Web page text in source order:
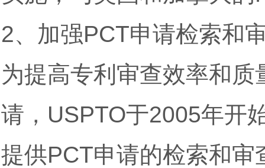
2、加强PCT申请检索和
为提高专利审查效率和
请，USPTO于2005年开
提供PCT申请的检索和